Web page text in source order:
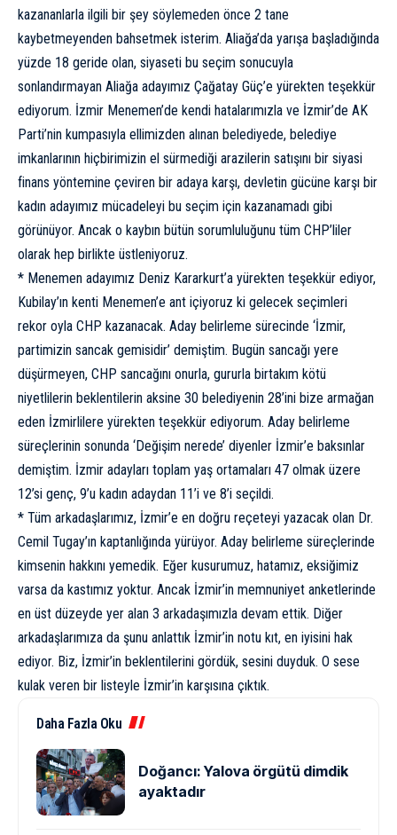
kazananlarla ilgili bir şey söylemeden önce 2 tane
kaybetmeyenden bahsetmek isterim. Aliağa’da yarışa başladığında
yüzde 18 geride olan, siyaseti bu seçim sonucuyla
sonlandırmayan Aliağa adayımız Çağatay Güç’e yürekten teşekkür
ediyorum. İzmir Menemen’de kendi hatalarımızla ve İzmir’de AK
Parti’nin kumpasıyla ellimizden alınan belediyede, belediye
imkanlarının hiçbirimizin el sürmediği arazilerin satışını bir siyasi
finans yöntemine çeviren bir adaya karşı, devletin gücüne karşı bir
kadın adayımız mücadeleyi bu seçim için kazanamadı gibi
görünüyor. Ancak o kaybın bütün sorumluluğunu tüm CHP’liler
olarak hep birlikte üstleniyoruz.
* Menemen adayımız Deniz Kararkurt’a yürekten teşekkür ediyor,
Kubilay’ın kenti Menemen’e ant içiyoruz ki gelecek seçimleri
rekor oyla CHP kazanacak. Aday belirleme sürecinde ‘İzmir,
partimizin sancak gemisidir’ demiştim. Bugün sancağı yere
düşürmeyen, CHP sancağını onurla, gururla birtakım kötü
niyetlilerin beklentilerin aksine 30 belediyenin 28’ini bize armağan
eden İzmirlilere yürekten teşekkür ediyorum. Aday belirleme
süreçlerinin sonunda ‘Değişim nerede’ diyenler İzmir’e baksınlar
demiştim. İzmir adayları toplam yaş ortamaları 47 olmak üzere
12’si genç, 9’u kadın adaydan 11’i ve 8’i seçildi.
* Tüm arkadaşlarımız, İzmir’e en doğru reçeteyi yazacak olan Dr.
Cemil Tugay’ın kaptanlığında yürüyor. Aday belirleme süreçlerinde
kimsenin hakkını yemedik. Eğer kusurumuz, hatamız, eksiğimiz
varsa da kastımız yoktur. Ancak İzmir’in memnuniyet anketlerinde
en üst düzeyde yer alan 3 arkadaşımızla devam ettik. Diğer
arkadaşlarımıza da şunu anlattık İzmir’in notu kıt, en iyisini hak
ediyor. Biz, İzmir’in beklentilerini gördük, sesini duyduk. O sese
kulak veren bir listeyle İzmir’in karşısına çıktık.
Daha Fazla Oku
Doğancı: Yalova örgütü dimdik
ayaktadır